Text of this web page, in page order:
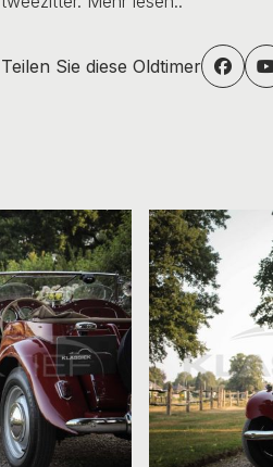
Teilen Sie diese Oldtimer